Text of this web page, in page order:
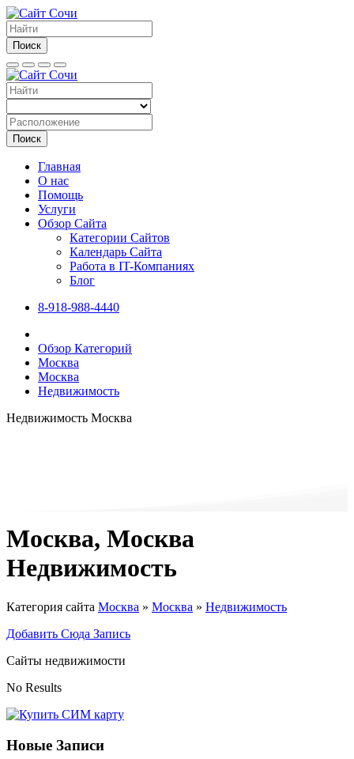
Поиск
Поиск
Главная
О нас
Помощь
Услуги
Обзор Сайта
Категории Сайтов
Календарь Сайта
Работа в IT-Компаниях
Блог
8-918-988-4440
Обзор Категорий
Москва
Москва
Недвижимость
Недвижимость Москва
Москва, Москва
Недвижимость
Категория сайта Москва » Москва » Недвижимость
Добавить Сюда Запись
Сайты недвижимости
No Results
Новые Записи